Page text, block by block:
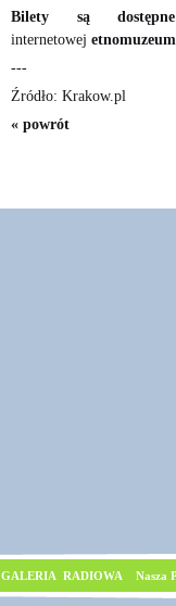
Bilety są
internetowej
---
Źródło: Krakow.pl
« powrót
GALERIA RADIOWA Nasza